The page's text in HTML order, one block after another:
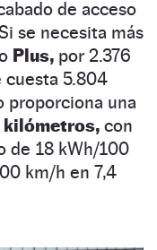
de acceso
se necesita más
Plus, por 2.376
cuesta 5.804
proporciona una
kilómetros, con
de 18 kWh/100
km/h en 7,4